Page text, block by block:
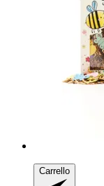
Carrello